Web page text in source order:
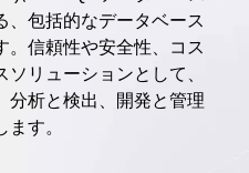
、包括的なデータベース
。信頼性や安全性、コス
ソリューションとして、
分析と検出、開発と管理
す。